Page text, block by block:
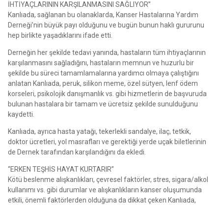
İHTİYAÇLARININ KARŞILANMASINI SAĞLIYOR”
Kanlıada, sağlanan bu olanaklarda, Kanser Hastalarına Yardım
Derneği’nin büyük payı olduğunu ve bugün bunun haklı gururunu
hep birlikte yaşadıklarını ifade etti.
Derneğin her şekilde tedavi yanında, hastaların tüm ihtiyaçlarının
karşılanmasını sağladığını, hastaların memnun ve huzurlu bir
şekilde bu süreci tamamlamalarına yardımcı olmaya çalıştığını
anlatan Kanlıada, peruk, silikon meme, özel sütyen, lenf ödem
korseleri, psikolojik danışmanlık vs. gibi hizmetlerin de başvuruda
bulunan hastalara bir tamam ve ücretsiz şekilde sunulduğunu
kaydetti.
Kanlıada, ayrıca hasta yatağı, tekerlekli sandalye, ilaç, tetkik,
doktor ücretleri, yol masrafları ve gerektiği yerde uçak biletlerinin
de Dernek tarafından karşılandığını da ekledi.
“ERKEN TEŞHİS HAYAT KURTARIR”
Kötü beslenme alışkanlıkları, çevresel faktörler, stres, sigara/alkol
kullanımı vs. gibi durumlar ve alışkanlıkların kanser oluşumunda
etkili, önemli faktörlerden olduğuna da dikkat çeken Kanlıada,